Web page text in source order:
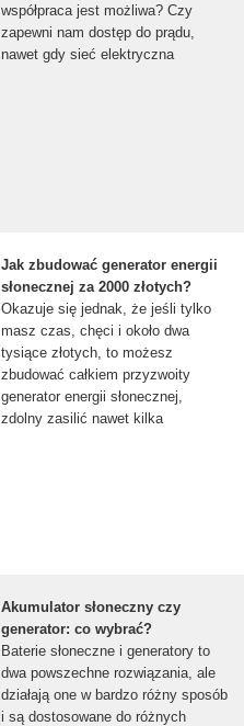
współpraca jest możliwa? Czy
zapewni nam dostęp do prądu,
nawet gdy sieć elektryczna
Jak zbudować generator energii
słonecznej za 2000 złotych?
Okazuje się jednak, że jeśli tylko
masz czas, chęci i około dwa
tysiące złotych, to możesz
zbudować całkiem przyzwoity
generator energii słonecznej,
zdolny zasilić nawet kilka
Akumulator słoneczny czy
generator: co wybrać?
Baterie słoneczne i generatory to
dwa powszechne rozwiązania, ale
działają one w bardzo różny sposób
i są dostosowane do różnych